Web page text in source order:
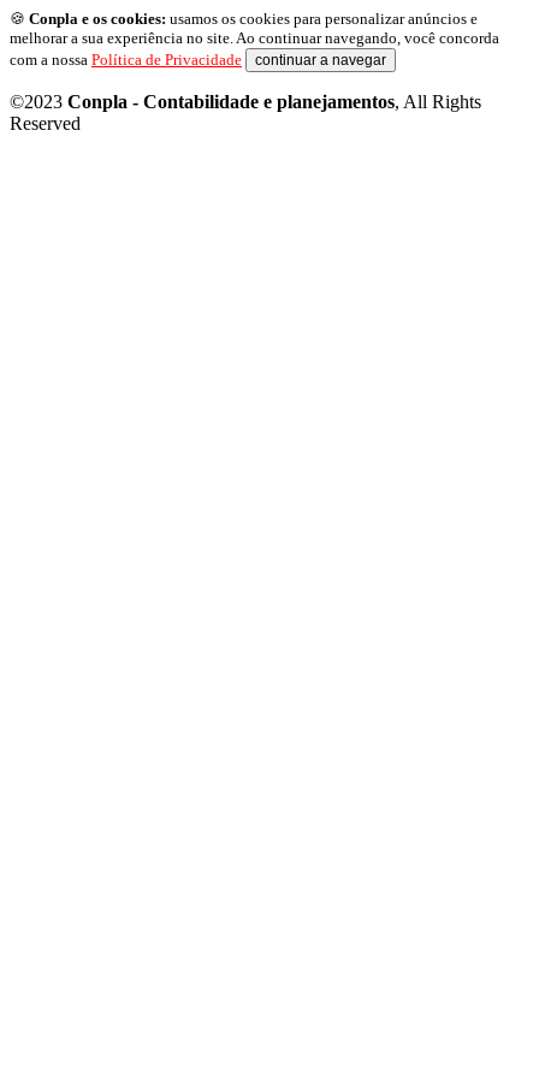
🍪 Conpla e os cookies: usamos os cookies para personalizar anúncios e
melhorar a sua experiência no site. Ao continuar navegando, você concorda
com a nossa Política de Privacidade continuar a navegar
©2023 Conpla - Contabilidade e planejamentos, All Rights
Reserved